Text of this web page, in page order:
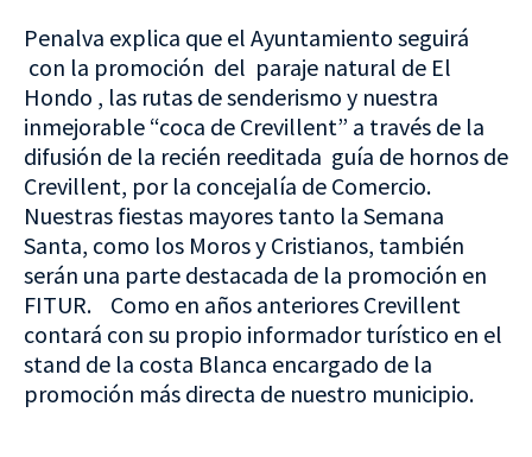
Penalva explica que el Ayuntamiento seguirá
con la promoción del paraje natural de El
Hondo , las rutas de senderismo y nuestra
inmejorable “coca de Crevillent” a través de la
difusión de la recién reeditada guía de hornos de
Crevillent, por la concejalía de Comercio.
Nuestras fiestas mayores tanto la Semana
Santa, como los Moros y Cristianos, también
serán una parte destacada de la promoción en
FITUR. Como en años anteriores Crevillent
contará con su propio informador turístico en el
stand de la costa Blanca encargado de la
promoción más directa de nuestro municipio.